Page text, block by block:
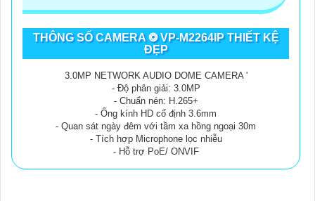
THÔNG SỐ CAMERA ❂ VP-M2264IP THIẾT KỆ
ĐẸP
3.0MP NETWORK AUDIO DOME CAMERA '
- Độ phân giải: 3.0MP
- Chuẩn nén: H.265+
- Ống kính HD cố định 3.6mm
- Quan sát ngày đêm với tầm xa hồng ngoại 30m
- Tích hợp Microphone lọc nhiễu
- Hỗ trợ PoE/ ONVIF